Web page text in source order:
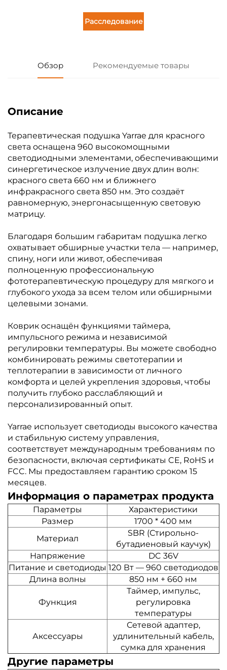
Расследование
Обзор Рекомендуемые товары
Описание
Терапевтическая подушка Yarrae для красного
света оснащена 960 высокомощными
светодиодными элементами, обеспечивающими
синергетическое излучение двух длин волн:
красного света 660 нм и ближнего
инфракрасного света 850 нм. Это создаёт
равномерную, энергонасыщенную световую
матрицу.
Благодаря большим габаритам подушка легко
охватывает обширные участки тела — например,
спину, ноги или живот, обеспечивая
полноценную профессиональную
фототерапевтическую процедуру для мягкого и
глубокого ухода за всем телом или обширными
целевыми зонами.
Коврик оснащён функциями таймера,
импульсного режима и независимой
регулировки температуры. Вы можете свободно
комбинировать режимы светотерапии и
теплотерапии в зависимости от личного
комфорта и целей укрепления здоровья, чтобы
получить глубоко расслабляющий и
персонализированный опыт.
Yarrae использует светодиоды высокого качества
и стабильную систему управления,
соответствует международным требованиям по
безопасности, включая сертификаты CE, RoHS и
FCC. Мы предоставляем гарантию сроком 15
месяцев.
Информация о параметрах продукта
Параметры
Характеристики
Размер
1700 * 400 мм
Материал
SBR (Стирольно-
бутадиеновый каучук)
Напряжение
DC 36V
Питание и светодиоды 120 Вт — 960 светодиодов
Длина волны
850 нм + 660 нм
Функция
Таймер, импульс,
регулировка
температуры
Аксессуары
Сетевой адаптер,
удлинительный кабель,
сумка для хранения
Другие параметры